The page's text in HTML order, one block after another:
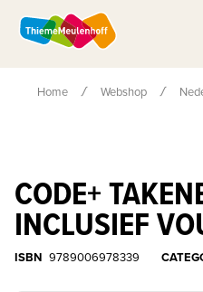
Home Webshop
CODE+
INCLUSIEF
ISBN 9789006978339